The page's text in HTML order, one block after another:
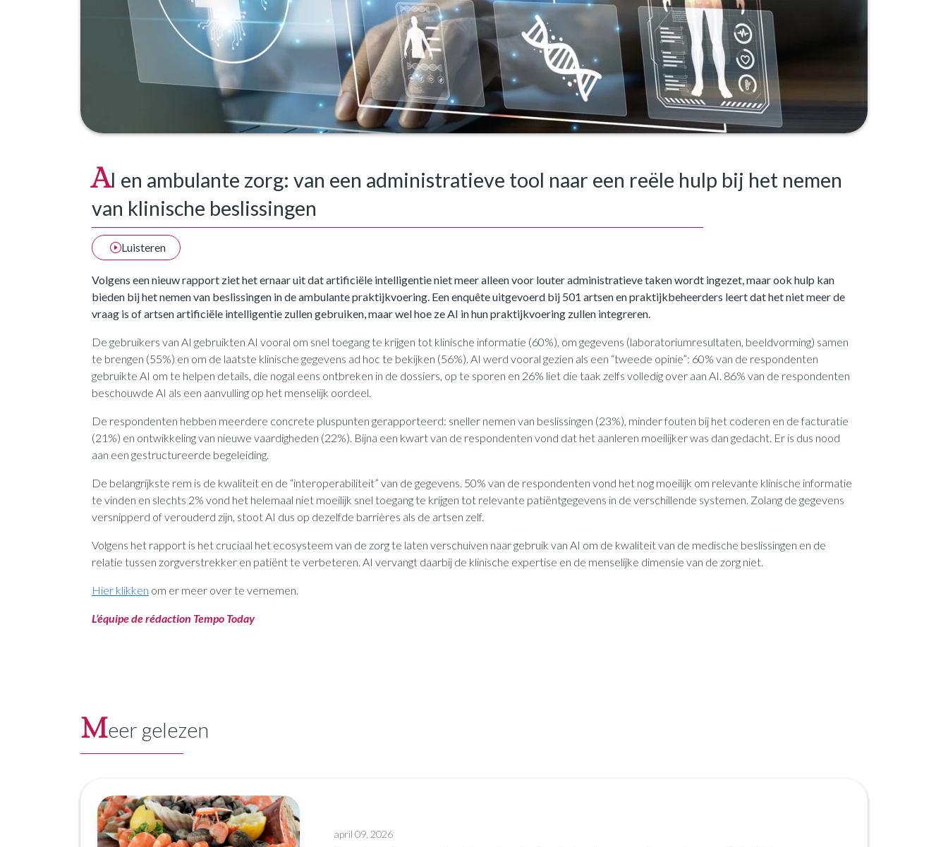
AI en ambulante zorg: van een administratieve tool naar een reële hulp bij het nemen
van klinische beslissingen
Luisteren
Volgens een nieuw rapport ziet het ernaar uit dat artificiële intelligentie niet meer alleen voor louter administratieve taken wordt ingezet, maar ook hulp kan
bieden bij het nemen van beslissingen in de ambulante praktijkvoering. Een enquête uitgevoerd bij 501 artsen en praktijkbeheerders leert dat het niet meer de
vraag is of artsen artificiële intelligentie zullen gebruiken, maar wel hoe ze AI in hun praktijkvoering zullen integreren.
De gebruikers van AI gebruikten AI vooral om snel toegang te krijgen tot klinische informatie (60%), om gegevens (laboratoriumresultaten, beeldvorming) samen
te brengen (55%) en om de laatste klinische gegevens ad hoc te bekijken (56%). AI werd vooral gezien als een “tweede opinie”: 60% van de respondenten
gebruikte AI om te helpen details, die nogal eens ontbreken in de dossiers, op te sporen en 26% liet die taak zelfs volledig over aan AI. 86% van de respondenten
beschouwde AI als een aanvulling op het menselijk oordeel.
De respondenten hebben meerdere concrete pluspunten gerapporteerd: sneller nemen van beslissingen (23%), minder fouten bij het coderen en de facturatie
(21%) en ontwikkeling van nieuwe vaardigheden (22%). Bijna een kwart van de respondenten vond dat het aanleren moeilijker was dan gedacht. Er is dus nood
aan een gestructureerde begeleiding.
De belangrijkste rem is de kwaliteit en de “interoperabiliteit” van de gegevens. 50% van de respondenten vond het nog moeilijk om relevante klinische informatie
te vinden en slechts 2% vond het helemaal niet moeilijk snel toegang te krijgen tot relevante patiëntgegevens in de verschillende systemen. Zolang de gegevens
versnipperd of verouderd zijn, stoot AI dus op dezelfde barrières als de artsen zelf.
Volgens het rapport is het cruciaal het ecosysteem van de zorg te laten verschuiven naar gebruik van AI om de kwaliteit van de medische beslissingen en de
relatie tussen zorgverstrekker en patiënt te verbeteren. AI vervangt daarbij de klinische expertise en de menselijke dimensie van de zorg niet.
Hier klikken om er meer over te vernemen.
L’équipe de rédaction Tempo Today
Meer gelezen
april 09, 2026